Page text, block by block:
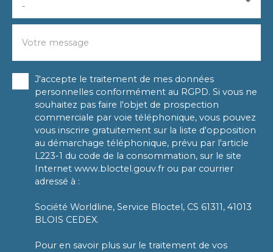
-
Votre message
J'accepte le traitement de mes données
personnelles conformément au RGPD. Si vous ne
souhaitez pas faire l'objet de prospection
commerciale par voie téléphonique, vous pouvez
vous inscrire gratuitement sur la liste d'opposition
au démarchage téléphonique, prévu par l'article
L223-1 du code de la consommation, sur le site
Internet www.bloctel.gouv.fr ou par courrier
adressé à :
Société Worldline, Service Bloctel, CS 61311, 41013
BLOIS CEDEX.
Pour en savoir plus sur le traitement de vos